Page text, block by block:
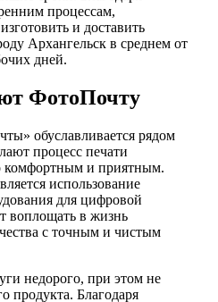
процессам,
и доставить
Архангельск в среднем от
дней.
ФотоПочту
обуславливается рядом
процесс печати
комфортным и приятным.
использование
для цифровой
воплощать в жизнь
с точным и чистым
недорого, при этом не
продукта. Благодаря